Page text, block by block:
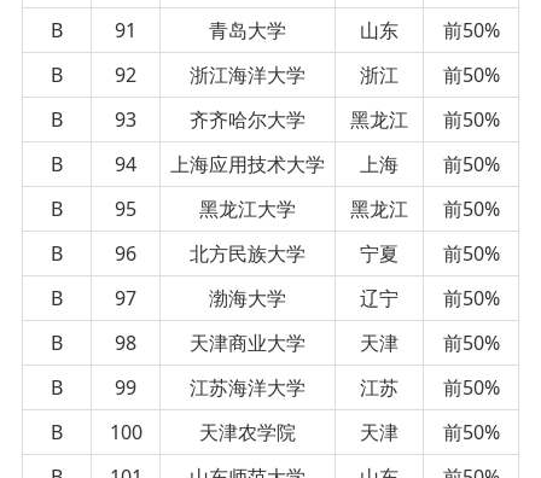
B
91 青岛大学 山东
前50%
B
92 浙江海洋大学 浙江
前50%
B
93 齐齐哈尔大学 黑龙江
前50%
B
94 上海应用技术大学 上海
前50%
B
95 黑龙江大学 黑龙江
前50%
B
96 北方民族大学 宁夏
前50%
B
97 渤海大学 辽宁
前50%
B
98 天津商业大学 天津
前50%
B
99 江苏海洋大学 江苏
前50%
B
100 天津农学院 天津
前50%